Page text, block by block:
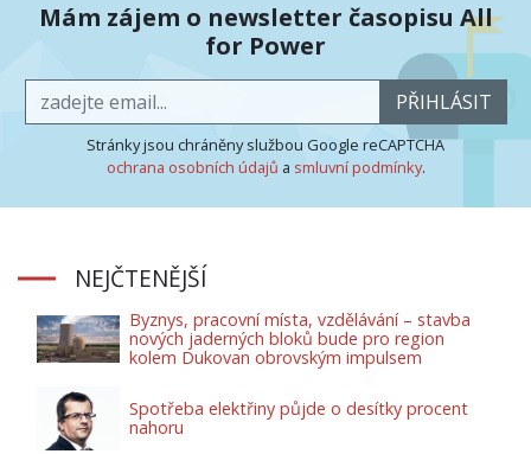
Mám zájem o newsletter časopisu All
for Power
PŘIHLÁSIT
Stránky jsou chráněny službou Google reCAPTCHA
ochrana osobních údajů a smluvní podmínky.
NEJČTENĚJŠÍ
Byznys, pracovní místa, vzdělávání – stavba
nových jaderných bloků bude pro region
kolem Dukovan obrovským impulsem
Spotřeba elektřiny půjde o desítky procent
nahoru